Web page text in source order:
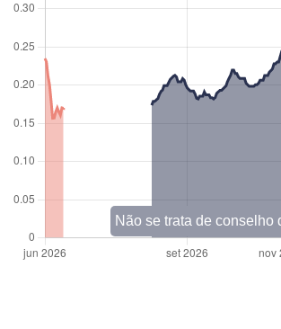
Não se trata de conselho